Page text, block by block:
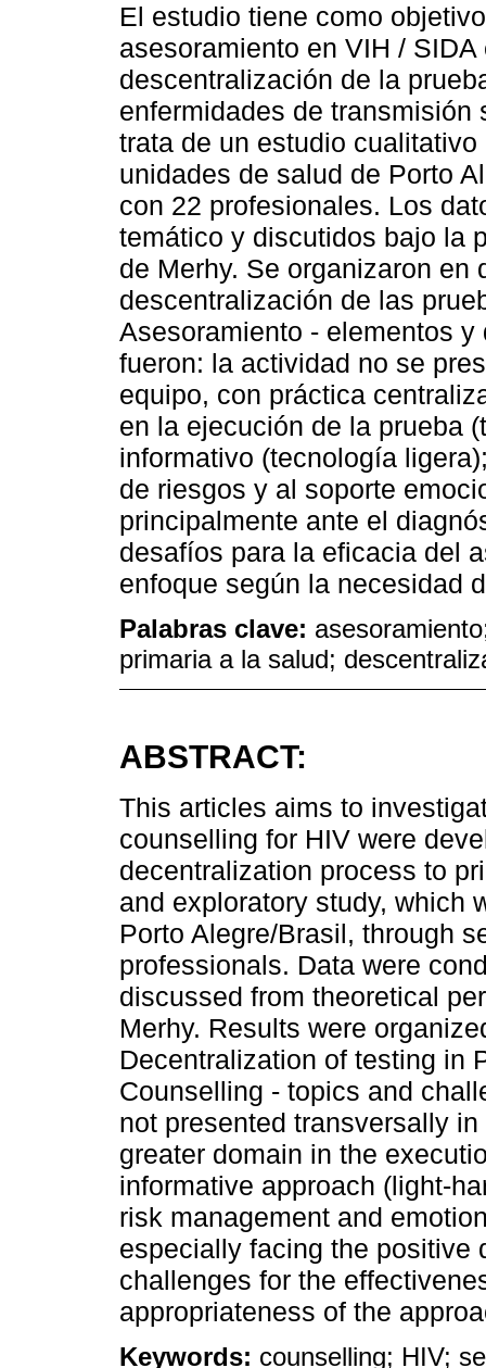
El estudio tiene como
asesoramiento en VIH /
descentralización de la
enfermidades de
trata de un estudio
unidades de salud de Porto
con 22 profesionales. Los
temático y discutidos bajo la
de Merhy. Se organizaron en
descentralización de las
Asesoramiento - elementos
fueron: la actividad no se
equipo, con práctica
en la ejecución de la prueba
informativo (tecnología
de riesgos y al soporte
principalmente ante el
desafíos para la eficacia del
enfoque según la necesidad
Palabras clave:
primaria a la salud;
ABSTRACT:
This articles aims to
counselling for HIV were
decentralization process to
and exploratory study, which
Porto Alegre/Brasil, through
professionals. Data were
discussed from theoretical
Merhy. Results were
Decentralization of testing in
Counselling - topics and
not presented transversally
greater domain in the
informative approach (light-
risk management and
especially facing the positive
challenges for the
appropriateness of the
Keywords: counselling; HIV;